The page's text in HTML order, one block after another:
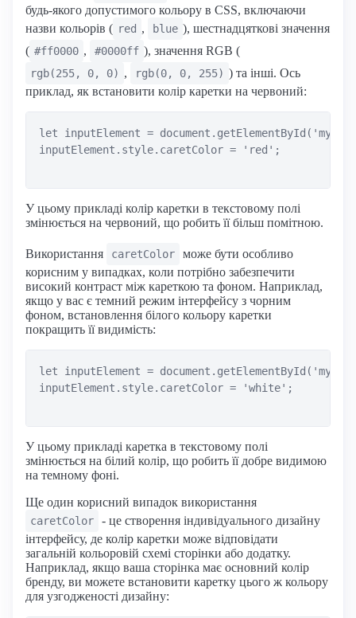
будь-якого допустимого кольору в CSS, включаючи
назви кольорів ( red , blue ), шестнадцяткові значення
( #ff0000 , #0000ff ), значення RGB (
rgb(255, 0, 0) , rgb(0, 0, 255) ) та інші. Ось
приклад, як встановити колір каретки на червоний:
let inputElement =
inputElement.style.caretColor = 'red';
У цьому прикладі колір каретки в текстовому полі
змінюється на червоний, що робить її більш помітною.
Використання caretColor
може бути особливо
корисним у випадках, коли потрібно забезпечити
високий контраст між кареткою та фоном. Наприклад,
якщо у вас є темний режим інтерфейсу з чорним
фоном, встановлення білого кольору каретки
покращить її видимість:
let inputElement =
inputElement.style.caretColor = 'white';
У цьому прикладі каретка в текстовому полі
змінюється на білий колір, що робить її добре видимою
на темному фоні.
Ще один корисний випадок використання
caretColor
- це створення індивідуального дизайну
інтерфейсу, де колір каретки може відповідати
загальній кольоровій схемі сторінки або додатку.
Наприклад, якщо ваша сторінка має основний колір
бренду, ви можете встановити каретку цього ж кольору
для узгодженості дизайну: